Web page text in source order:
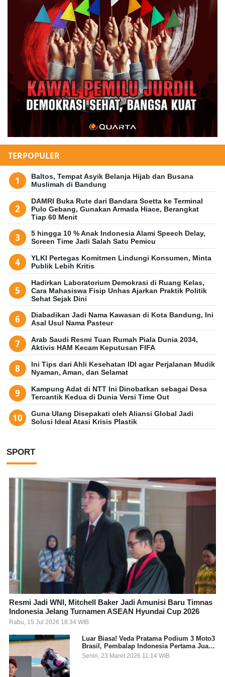
TERPOPULER
Baltos, Tempat Asyik Belanja Hijab dan Busana
Muslimah di Bandung
DAMRI Buka Rute dari Bandara Soetta ke Terminal
Pulo Gebang, Gunakan Armada Hiace, Berangkat
Tiap 60 Menit
5 hingga 10 % Anak Indonesia Alami Speech Delay,
Screen Time Jadi Salah Satu Pemicu
YLKI Pertegas Komitmen Lindungi Konsumen, Minta
Publik Lebih Kritis
Hadirkan Laboratorium Demokrasi di Ruang Kelas,
Cara Mahasiswa Fisip Unhas Ajarkan Praktik Politik
Sehat Sejak Dini
Diabadikan Jadi Nama Kawasan di Kota Bandung, Ini
Asal Usul Nama Pasteur
Arab Saudi Resmi Tuan Rumah Piala Dunia 2034,
Aktivis HAM Kecam Keputusan FIFA
Ini Tips dari Ahli Kesehatan IDI agar Perjalanan Mudik
Nyaman, Aman, dan Selamat
Kampung Adat di NTT Ini Dinobatkan sebagai Desa
Tercantik Kedua di Dunia Versi Time Out
Guna Ulang Disepakati oleh Aliansi Global Jadi
Solusi Ideal Atasi Krisis Plastik
SPORT
Resmi Jadi WNI, Mitchell Baker Jadi Amunisi Baru Timnas
Indonesia Jelang Turnamen ASEAN Hyundai Cup 2026
Rabu, 15 Jul 2026 18:34 WIB
Luar Biasa! Veda Pratama Podium 3 Moto3
Brasil, Pembalap Indonesia Pertama Juara
Grand Prix
Senin, 23 Maret 2026 11:14 WIB